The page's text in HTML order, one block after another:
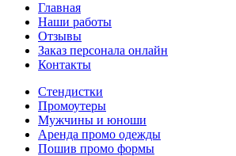
Главная
Наши работы
Отзывы
Заказ персонала онлайн
Контакты
Стендистки
Промоутеры
Мужчины и юноши
Аренда промо одежды
Пошив промо формы